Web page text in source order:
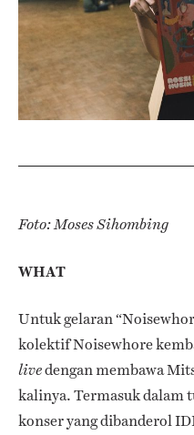
Foto: Moses Sihombing
WHAT
Untuk gelaran
kolektif Noisewhore
livedengan membawa
kalinya. Termasuk dalam
konser yang dibanderol